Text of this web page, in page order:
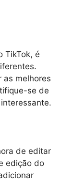
TikTok, é
as melhores
se de
de editar
edição do